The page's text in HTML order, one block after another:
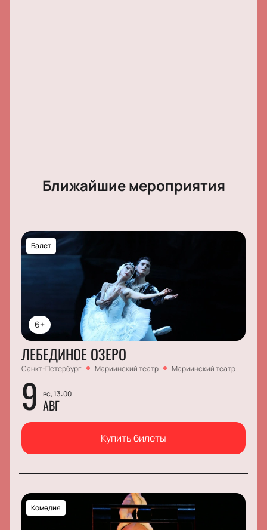
Ближайшие мероприятия
6+
Балет
ЛЕБЕДИНОЕ ОЗЕРО
Санкт-Петербург Мариинский театр Мариинский театр
9 вс, 13:00
АВГ
Купить билеты
Комедия